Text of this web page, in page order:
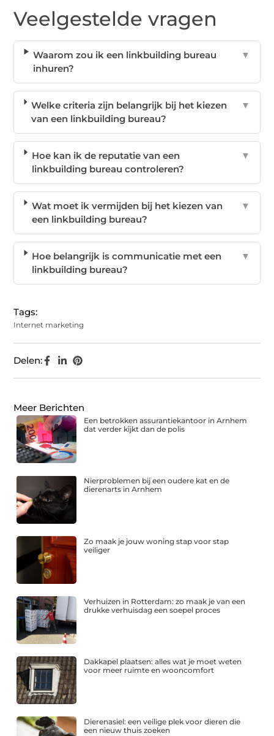
Veelgestelde vragen
Waarom zou ik een linkbuilding bureau
inhuren?
▼
Welke criteria zijn belangrijk bij het kiezen
van een linkbuilding bureau?
▼
Hoe kan ik de reputatie van een
linkbuilding bureau controleren?
▼
Wat moet ik vermijden bij het kiezen van
een linkbuilding bureau?
▼
Hoe belangrijk is communicatie met een
linkbuilding bureau?
▼
Tags:
Internet marketing
Delen:
Meer Berichten
Een betrokken assurantiekantoor in Arnhem
dat verder kijkt dan de polis
Nierproblemen bij een oudere kat en de
dierenarts in Arnhem
Zo maak je jouw woning stap voor stap
veiliger
Verhuizen in Rotterdam: zo maak je van een
drukke verhuisdag een soepel proces
Dakkapel plaatsen: alles wat je moet weten
voor meer ruimte en wooncomfort
Dierenasiel: een veilige plek voor dieren die
een nieuw thuis zoeken